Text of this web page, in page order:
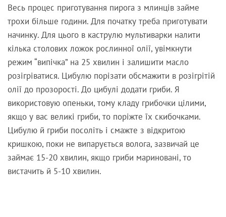
Весь процес приготування пирога з млинців займе
трохи більше години. Для початку треба приготувати
начинку. Для цього в каструлю мультиварки налити
кілька столових ложок рослинної олії, увімкнути
режим “випічка” на 25 хвилин і залишити масло
розігріватися. Цибулю порізати обсмажити в розігрітій
олії до прозорості. До цибулі додати гриби. Я
використовую опеньки, тому кладу грибочки цілими,
якщо у вас великі гриби, то поріжте їх скибочками.
Цибулю й гриби посоліть і смажте з відкритою
кришкою, поки не випарується волога, зазвичай це
займає 15-20 хвилин, якщо гриби мариновані, то
вистачить й 5-10 хвилин.